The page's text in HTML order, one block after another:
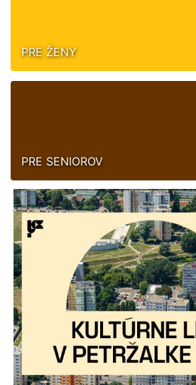
PRE ŽENY
PRE SENIOROV